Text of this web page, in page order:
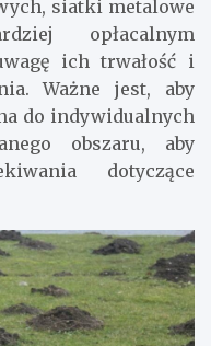
siatki metalowe
opłacalnym
ich trwałość i
Ważne jest, aby
do indywidualnych
obszaru, aby
dotyczące